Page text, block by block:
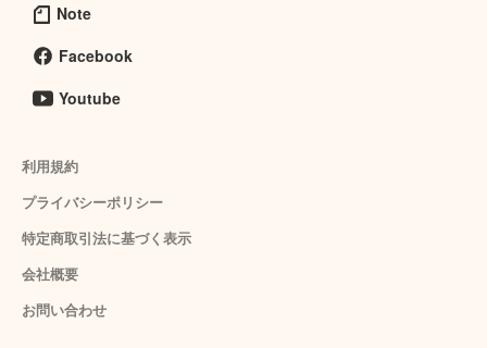
Note
Facebook
Youtube
利用規約
プライバシーポリシー
特定商取引法に基づく表示
会社概要
お問い合わせ